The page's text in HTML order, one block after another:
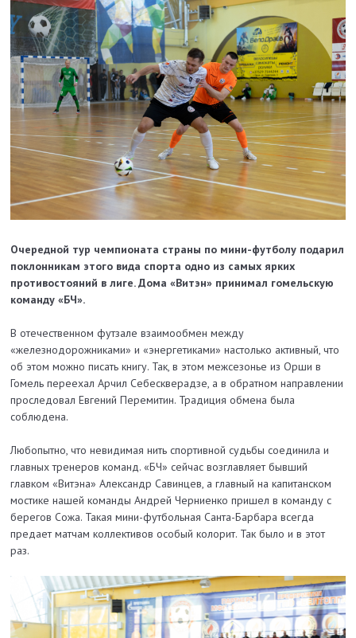
Очередной тур чемпионата страны по мини-футболу подарил
поклонникам этого вида спорта одно из самых ярких
противостояний в лиге. Дома «Витэн» принимал гомельскую
команду «БЧ».
В отечественном футзале взаимообмен между
«железнодорожниками» и «энергетиками» настолько активный, что
об этом можно писать книгу. Так, в этом межсезонье из Орши в
Гомель переехал Арчил Себескверадзе, а в обратном направлении
проследовал Евгений Перемитин. Традиция обмена была
соблюдена.
Любопытно, что невидимая нить спортивной судьбы соединила и
главных тренеров команд. «БЧ» сейчас возглавляет бывший
главком «Витэна» Александр Савинцев, а главный на капитанском
мостике нашей команды Андрей Черниенко пришел в команду с
берегов Сожа. Такая мини-футбольная Санта-Барбара всегда
предает матчам коллективов особый колорит. Так было и в этот
раз.